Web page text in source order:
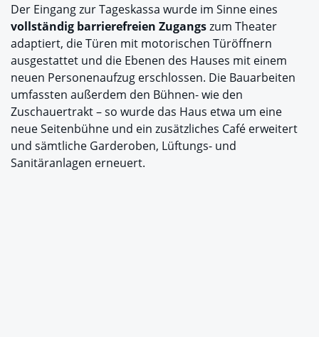
Der Eingang zur Tageskassa wurde im Sinne eines
vollständig barrierefreien Zugangszum Theater
adaptiert, die Türen mit motorischen Türöffnern
ausgestattet und die Ebenen des Hauses mit einem
neuen Personenaufzug erschlossen. Die Bauarbeiten
umfassten außerdem den Bühnen- wie den
Zuschauertrakt – so wurde das Haus etwa um eine
neue Seitenbühne und ein zusätzliches Café erweitert
und sämtliche Garderoben, Lüftungs- und
Sanitäranlagen erneuert.